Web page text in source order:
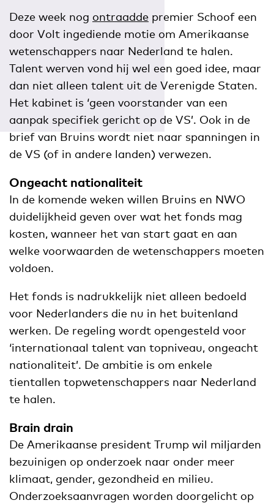
Deze week nog ontraadde premier Schoof een
door Volt ingediende motie om Amerikaanse
wetenschappers naar Nederland te halen.
Talent werven vond hij wel een goed idee, maar
dan niet alleen talent uit de Verenigde Staten.
Het kabinet is ‘geen voorstander van een
aanpak specifiek gericht op de VS’. Ook in de
brief van Bruins wordt niet naar spanningen in
de VS (of in andere landen) verwezen.
Ongeacht nationaliteit
In de komende weken willen Bruins en NWO
duidelijkheid geven over wat het fonds mag
kosten, wanneer het van start gaat en aan
welke voorwaarden de wetenschappers moeten
voldoen.
Het fonds is nadrukkelijk niet alleen bedoeld
voor Nederlanders die nu in het buitenland
werken. De regeling wordt opengesteld voor
‘internationaal talent van topniveau, ongeacht
nationaliteit’. De ambitie is om enkele
tientallen topwetenschappers naar Nederland
te halen.
Brain drain
De Amerikaanse president Trump wil miljarden
bezuinigen op onderzoek naar onder meer
klimaat, gender, gezondheid en milieu.
Onderzoeksaanvragen worden doorgelicht op